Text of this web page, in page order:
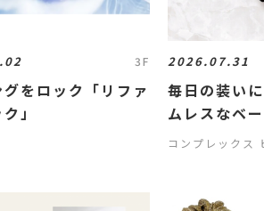
3F
をロック「リファ
」
2026.07.31
毎日の装い
ムレスなベ
魅力。
コンプレックス